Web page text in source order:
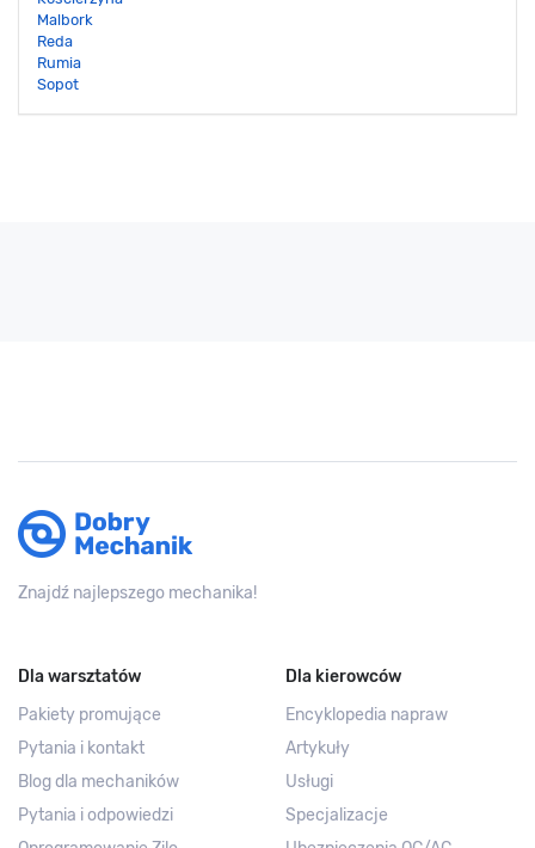
Malbork
Reda
Rumia
Sopot
Znajdź najlepszego mechanika!
Dla warsztatów
Pakiety promujące
Pytania i kontakt
Blog dla mechaników
Pytania i odpowiedzi
Dla kierowców
Encyklopedia napraw
Artykuły
Usługi
Specjalizacje